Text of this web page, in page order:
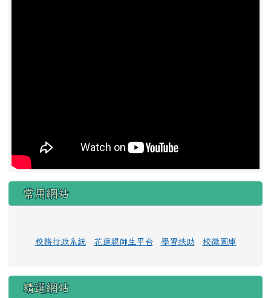
常用網站
校務行政系統 花蓮親師生平台 學習扶助 校徽圖庫
精選網站